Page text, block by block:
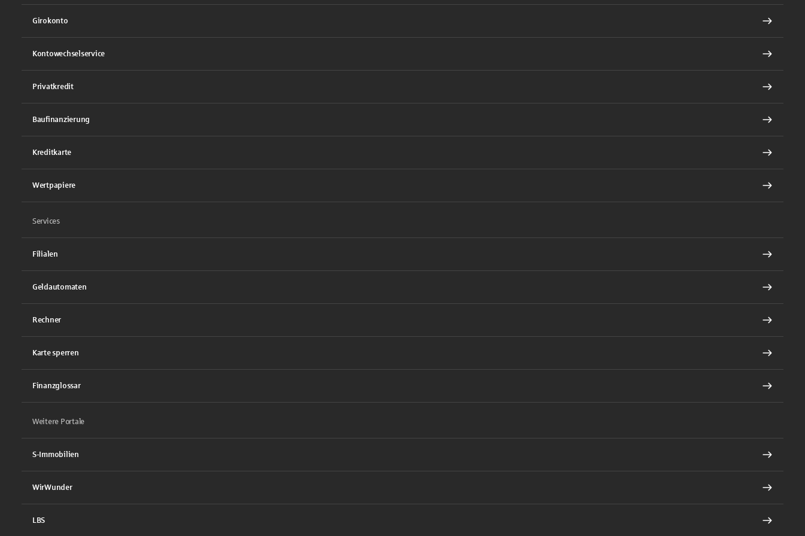
Girokonto
Kontowechselservice
Privatkredit
Baufinanzierung
Kreditkarte
Wertpapiere
Services
Filialen
Geldautomaten
Rechner
Karte sperren
Finanzglossar
Weitere Portale
S-Immobilien
WirWunder
LBS